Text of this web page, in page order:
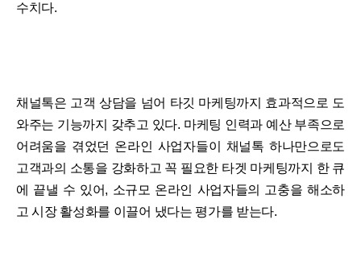
수치다.
채널톡은 고객 상담을 넘어 타깃 마케팅까지 효과적으로 도
와주는 기능까지 갖추고 있다. 마케팅 인력과 예산 부족으로
어려움을 겪었던 온라인 사업자들이 채널톡 하나만으로도
고객과의 소통을 강화하고 꼭 필요한 타겟 마케팅까지 한 큐
에 끝낼 수 있어, 소규모 온라인 사업자들의 고충을 해소하
고 시장 활성화를 이끌어 냈다는 평가를 받는다.